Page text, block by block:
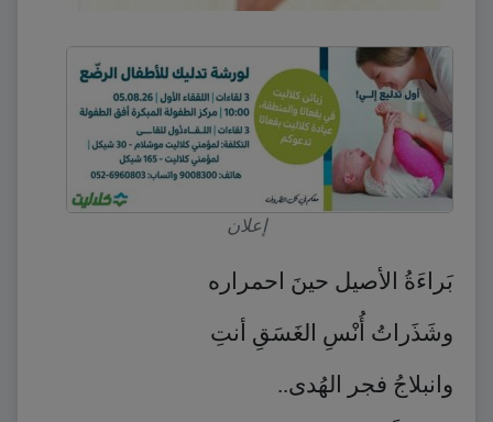
إعلان
بَراءَةُ الأصيل حينَ احمراره
وشَذَراتُ أُنْسِ الغَسَقِ أنتِ
وانبلاجُ فجر الهُدى..